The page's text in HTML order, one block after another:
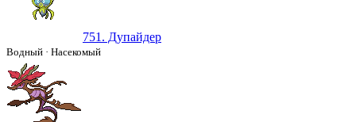
751. Дупайдер
Водный · Насекомый